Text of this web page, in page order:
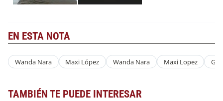
EN ESTA NOTA
Wanda Nara Maxi López Wanda Nara Maxi Lopez
TAMBIÉN TE PUEDE INTERESAR